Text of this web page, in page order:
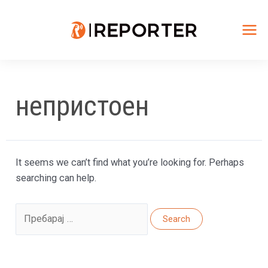
непристоен
It seems we can’t find what you’re looking for. Perhaps
searching can help.